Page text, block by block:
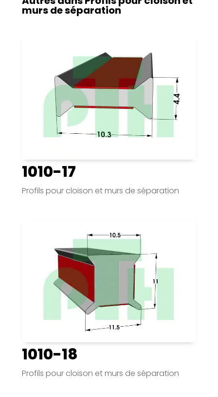
murs de séparation
1010-17
Profils pour cloison et murs de séparation
1010-18
Profils pour cloison et murs de séparation